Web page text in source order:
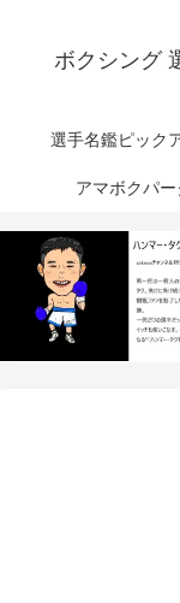
ボクシング
選手名鑑ピック
アマボクパー